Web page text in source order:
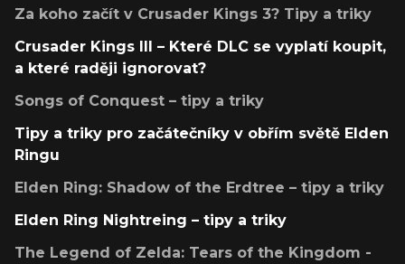
Za koho začít v Crusader Kings 3? Tipy a triky
Crusader Kings III – Které DLC se vyplatí koupit,
a které raději ignorovat?
Songs of Conquest – tipy a triky
Tipy a triky pro začátečníky v obřím světě Elden
Ringu
Elden Ring: Shadow of the Erdtree – tipy a triky
Elden Ring Nightreing – tipy a triky
The Legend of Zelda: Tears of the Kingdom -